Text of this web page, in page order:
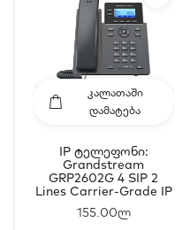
ᲙᲐᲚᲐᲗᲐᲨᲘ
ᲓᲐᲛᲐᲢᲔᲑᲐ
IP Ტელეფონი:
Grandstream
GRP2602G 4 SIP 2
Lines Carrier-Grade IP
155.00ლ